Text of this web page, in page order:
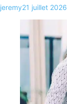
jeremy21 juillet 2026